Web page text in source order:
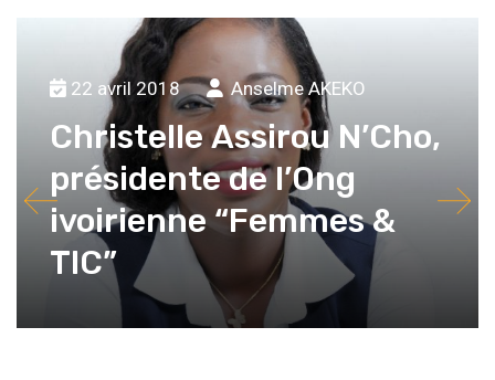
22 avril 2018 Anselme AKEKO
Christelle Assirou N’Cho,
présidente de l’Ong
ivoirienne “Femmes &
TIC”